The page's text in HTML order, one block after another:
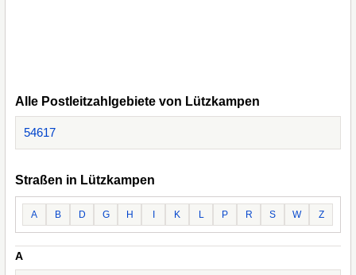
Alle Postleitzahlgebiete von Lützkampen
54617
Straßen in Lützkampen
A B D G H K L P R S W Z
A